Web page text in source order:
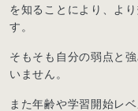
を知ることにより、よ
す。
そもそも自分の弱点と
いません。
また年齢や学習開始レ